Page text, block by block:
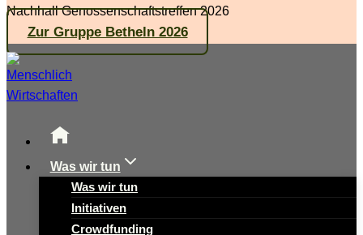
Zum
Inhalt
springen
Nachhall Genossenschaftstreffen 2026
Zur Gruppe Betheln 2026
Was wir tun
Was wir tun
Initiativen
Crowdfunding